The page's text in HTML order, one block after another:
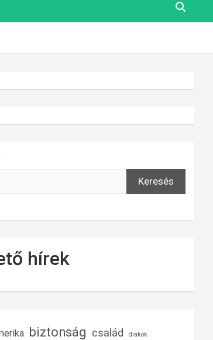
Keresés
hírek
biztonság család diákok